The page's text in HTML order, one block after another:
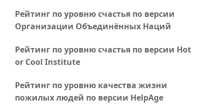
Рейтинг по уровню счастья по версии
Организации Объединённых Наций
Рейтинг по уровню счастья по версии Hot
or Cool Institute
Рейтинг по уровню качества жизни
пожилых людей по версии HelpAge